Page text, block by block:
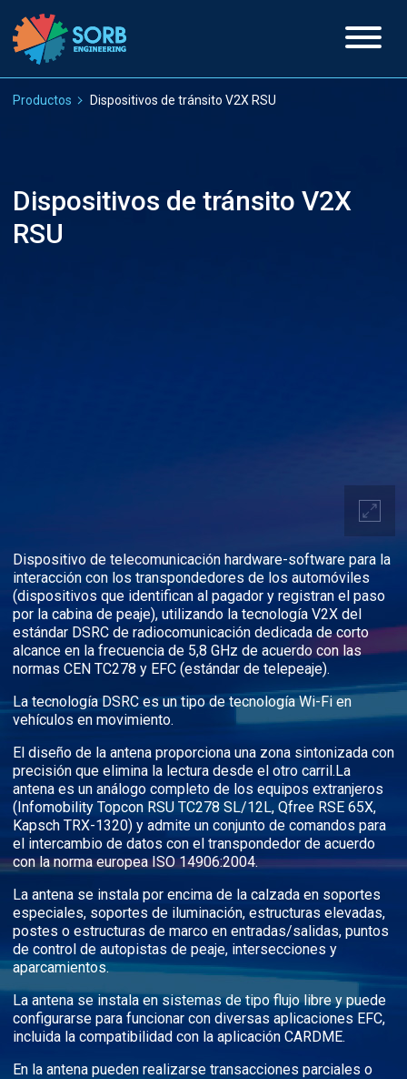
Productos Dispositivos de tránsito V2X RSU
Dispositivos de tránsito V2X
RSU
Dispositivo de telecomunicación hardware-software para la
interacción con los transpondedores de los automóviles
(dispositivos que identifican al pagador y registran el paso
por la cabina de peaje), utilizando la tecnología V2X del
estándar DSRC de radiocomunicación dedicada de corto
alcance en la frecuencia de 5,8 GHz de acuerdo con las
normas CEN TC278 y EFC (estándar de telepeaje).
La tecnología DSRC es un tipo de tecnología Wi-Fi en
vehículos en movimiento.
El diseño de la antena proporciona una zona sintonizada con
precisión que elimina la lectura desde el otro carril.La
antena es un análogo completo de los equipos extranjeros
(Infomobility Topcon RSU TC278 SL/12L, Qfree RSE 65X,
Kapsch TRX-1320) y admite un conjunto de comandos para
el intercambio de datos con el transpondedor de acuerdo
con la norma europea ISO 14906:2004.
La antena se instala por encima de la calzada en soportes
especiales, soportes de iluminación, estructuras elevadas,
postes o estructuras de marco en entradas/salidas, puntos
de control de autopistas de peaje, intersecciones y
aparcamientos.
La antena se instala en sistemas de tipo flujo libre y puede
configurarse para funcionar con diversas aplicaciones EFC,
incluida la compatibilidad con la aplicación CARDME.
En la antena pueden realizarse transacciones parciales o